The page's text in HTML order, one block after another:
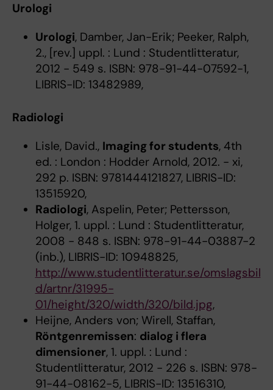
Urologi
Urologi, Damber, Jan-Erik; Peeker, Ralph,
2., [rev.] uppl. : Lund : Studentlitteratur,
2012 - 549 s. ISBN: 978-91-44-07592-1,
LIBRIS-ID: 13482989,
Radiologi
Lisle, David., Imaging for students, 4th
ed. : London : Hodder Arnold, 2012. - xi,
292 p. ISBN: 9781444121827, LIBRIS-ID:
13515920,
Radiologi, Aspelin, Peter; Pettersson,
Holger, 1. uppl. : Lund : Studentlitteratur,
2008 - 848 s. ISBN: 978-91-44-03887-2
(inb.), LIBRIS-ID: 10948825,
http://www.studentlitteratur.se/omslagsbil
d/artnr/31995-
01/height/320/width/320/bild.jpg,
Heijne, Anders von; Wirell, Staffan,
Röntgenremissen: dialog i flera
dimensioner, 1. uppl. : Lund :
Studentlitteratur, 2012 - 226 s. ISBN: 978-
91-44-08162-5, LIBRIS-ID: 13516310,